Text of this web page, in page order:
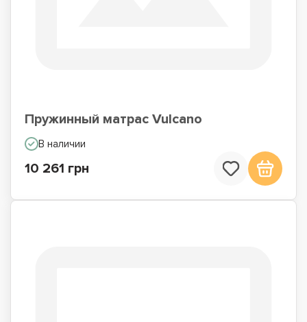
Пружинный матрас Vulcano
В наличии
10 261 грн